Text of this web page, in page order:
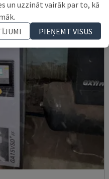
un uzzināt vairāk par to, kā
PIEŅEMT VISUS